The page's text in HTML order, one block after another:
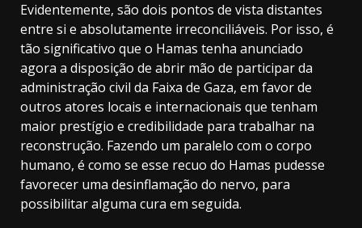
Evidentemente, são dois pontos de vista distantes
entre si e absolutamente irreconciliáveis. Por isso, é
tão significativo que o Hamas tenha anunciado
agora a disposição de abrir mão de participar da
administração civil da Faixa de Gaza, em favor de
outros atores locais e internacionais que tenham
maior prestígio e credibilidade para trabalhar na
reconstrução. Fazendo um paralelo com o corpo
humano, é como se esse recuo do Hamas pudesse
favorecer uma desinflamação do nervo, para
possibilitar alguma cura em seguida.